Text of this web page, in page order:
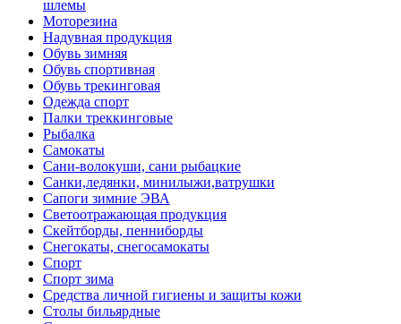
шлемы
Моторезина
Надувная продукция
Обувь зимняя
Обувь спортивная
Обувь трекинговая
Одежда спорт
Палки треккинговые
Рыбалка
Самокаты
Сани-волокуши, сани рыбацкие
Санки,ледянки, минилыжи,ватрушки
Сапоги зимние ЭВА
Светоотражающая продукция
Скейтборды, пенниборды
Снегокаты, снегосамокаты
Спорт
Спорт зима
Средства личной гигиены и защиты кожи
Столы бильярдные